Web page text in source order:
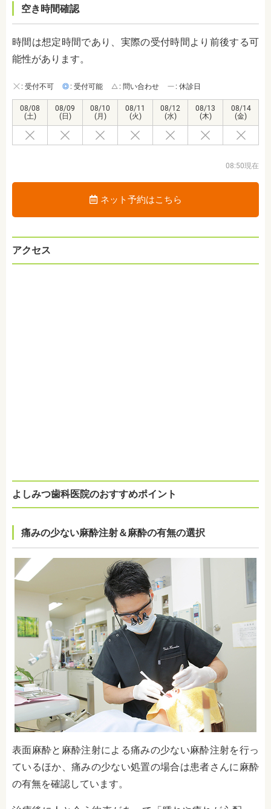
空き時間確認
時間は想定時間であり、実際の受付時間より前後する可
能性があります。
: 受付不可 : 受付可能 : 問い合わせ : 休診日
08/08
(土)
08/09
(日)
08/10
(月)
08/11
(火)
08/12
(水)
08/13
(木)
08/14
(金)
08:50現在
ネット予約はこちら
アクセス
よしみつ歯科医院のおすすめポイント
痛みの少ない麻酔注射＆麻酔の有無の選択
表面麻酔と麻酔注射による痛みの少ない麻酔注射を行っ
ているほか、痛みの少ない処置の場合は患者さんに麻酔
の有無を確認しています。